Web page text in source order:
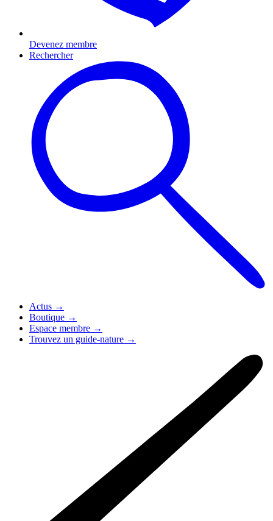
Devenez membre
Rechercher
Actus →
Boutique →
Espace membre →
Trouvez un guide-nature →